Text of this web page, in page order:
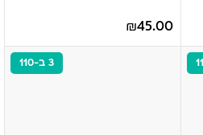
45.00
₪
3 ב-110